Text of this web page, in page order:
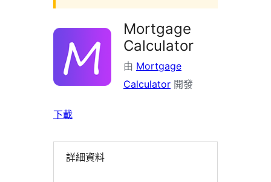
Mortgage
Calculator
由 Mortgage
Calculator 開發
下載
詳細資料